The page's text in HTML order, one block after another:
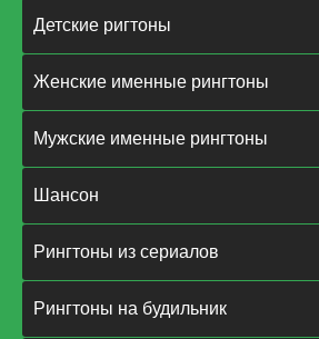
Детские ригтоны
Женские именные рингтоны
Мужские именные рингтоны
Шансон
Рингтоны из сериалов
Рингтоны на будильник